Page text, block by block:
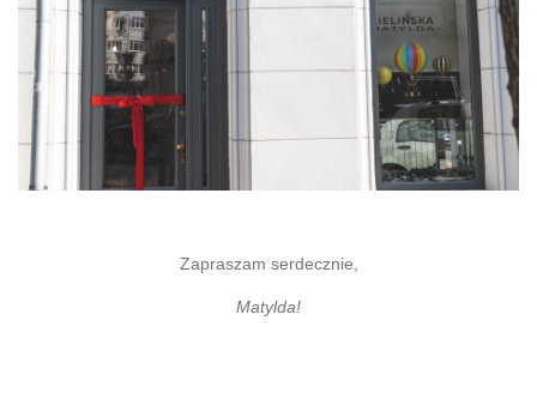
Zapraszam serdecznie,
Matylda!